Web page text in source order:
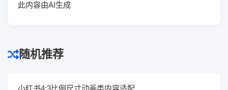
此内容由AI生成
随机推荐
小红书4:3比例尺寸动画类内容适配